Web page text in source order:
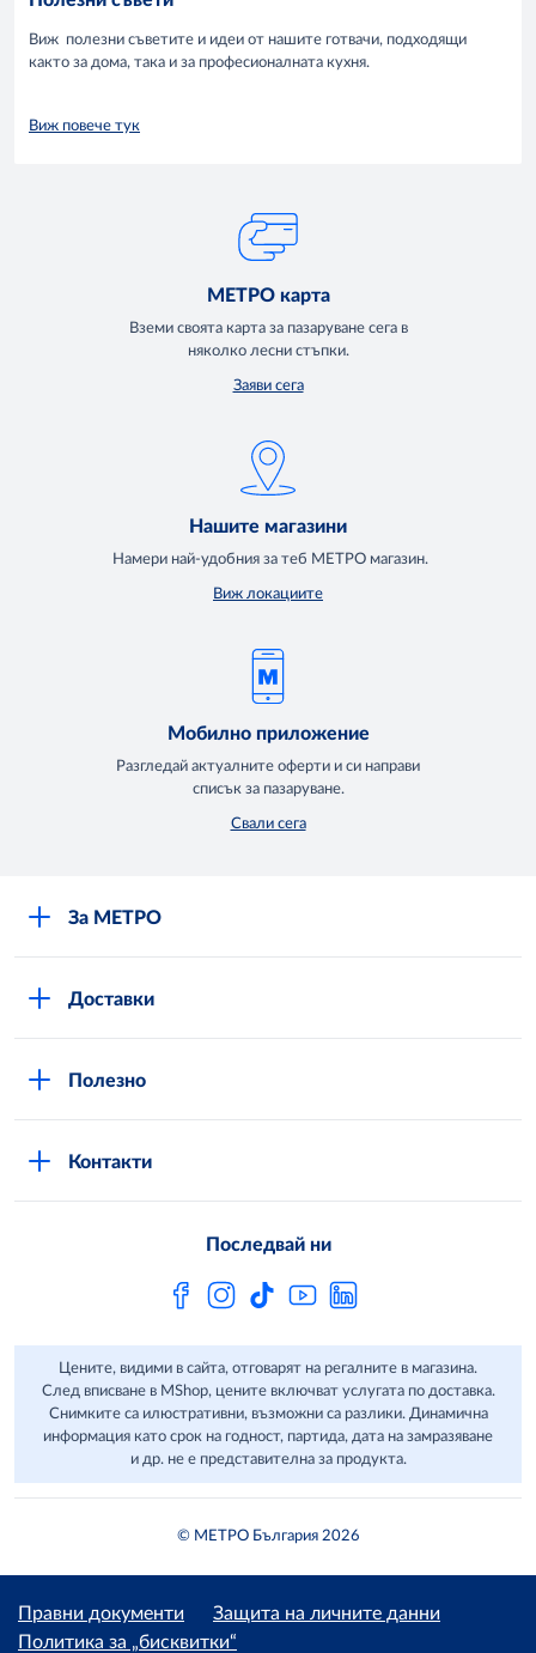
Виж полезни съветите и идеи от нашите готвачи, подходящи
както за дома, така и за професионалната кухня.
Виж повече тук
МЕТРО карта
Вземи своята карта за пазаруване сега в
няколко лесни стъпки.
Заяви сега
Нашите магазини
Намери най-удобния за теб МЕТРО магазин.
Виж локациите
Мобилно приложение
Разгледай актуалните оферти и си направи
списък за пазаруване.
Свали сега
За МЕТРО
METRO AG
Доставки
Полезно
Контакти
Последвай ни
Цените, видими в сайта, отговарят на регалните в магазина.
След вписване в MShop, цените включват услугата по доставка.
Снимките са илюстративни, възможни са разлики. Динамична
информация като срок на годност, партида, дата на замразяване
и др. не е представителна за продукта.
© МЕТРО България 2026
Правни документи
Защита на личните данни
Политика за „бисквитки“